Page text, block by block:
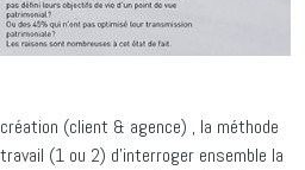
(client & agence) , la méthode
(1 ou 2) d’interroger ensemble la